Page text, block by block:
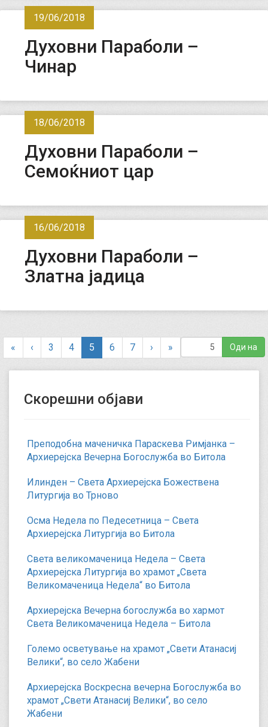
19/06/2018
Духовни Параболи –
Чинар
18/06/2018
Духовни Параболи –
Семоќниот цар
16/06/2018
Духовни Параболи –
Златна јадица
« ‹ 3 4 5(
c
u
t
)
6 7 › »
Скорешни објави
Преподобна маченичка Параскева Римјанка –
Архиерејска Вечерна Богослужба во Битола
Илинден – Света Архиерејска Божествена
Литургија во Трново
Осма Недела по Педесетница – Света
Архиерејска Литургија во Битола
Света великомаченица Недела – Света
Архиерејска Литургија во храмот „Света
Великомаченица Недела“ во Битола
Архиерејска Вечерна богослужба во хармот
Света Великомаченица Недела – Битола
Големо осветување на храмот „Свети Атанасиј
Велики“, во село Жабени
Архиерејска Воскресна вечерна Богослужба во
храмот „Свети Атанасиј Велики“, во село
Жабени